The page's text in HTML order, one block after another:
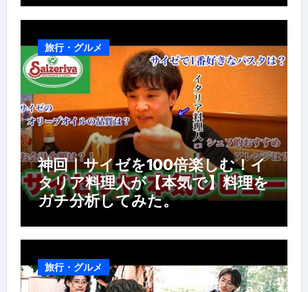
風景】
旅行・グルメ
神回｜サイゼを100倍楽しむ！イ
タリア料理人が【本気で】料理を
ガチ分析してみた。
旅行・グルメ